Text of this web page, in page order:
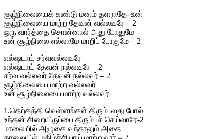
சூழ்நிலையைக் கண்டு மனம் தளராதே- உன்
சூழ்நிலையை மாற்ற தேவன் வல்லவரே – 2
ஒரு வார்த்தை சொன்னால் அது போதுமே
உன் சூழ்நிலை எல்லாமே மாறிப் போகுமே – 2
எல்ஷடாய் சர்வவல்லவரே
எல்ஷடாய் தேவன் நல்லவரே – 2
சர்வ வல்லவர் தேவன் நல்லவர் – 2
சூழ்நிலையை மாற்ற வல்லவர்
உன் சூழ்நிலையை மாற்ற வல்லவர்
1.தெற்கத்தி வெள்ளங்கள் திரும்புவது போல்
உந்தன் சிறையிருப்பை திரும்பச் செய்வாரே-2
மாலையில் அழுகை வந்தாலும் அதை
காலையில் மகிழ்ச்சியாய் மாற்றுவார் – 2